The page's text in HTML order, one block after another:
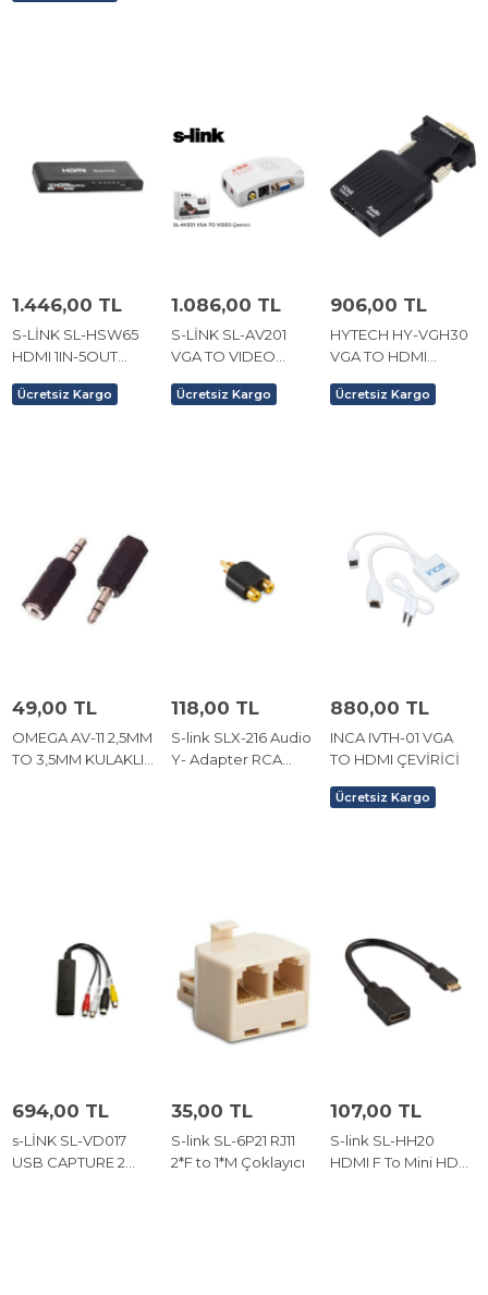
1.446,00 TL
S-LİNK SL-HSW65
HDMI 1IN-5OUT
ÇOĞALTICI
Ücretsiz Kargo
1.086,00 TL
S-LİNK SL-AV201
VGA TO VIDEO
CİHAZ
Ücretsiz Kargo
906,00 TL
HYTECH HY-VGH30
VGA TO HDMI
CİHAZ
Ücretsiz Kargo
49,00 TL
OMEGA AV-11 2,5MM
TO 3,5MM KULAKLIK
118,00 TL
S-link SLX-216 Audio
Y- Adapter RCA
880,00 TL
INCA IVTH-01 VGA
TO HDMI ÇEVİRİCİ
Ücretsiz Kargo
694,00 TL
s-LİNK SL-VD017
USB CAPTURE 2
35,00 TL
S-link SL-6P21 RJ11
2*F to 1*M Çoklayıcı
107,00 TL
S-link SL-HH20
HDMI F To Mini HDMI